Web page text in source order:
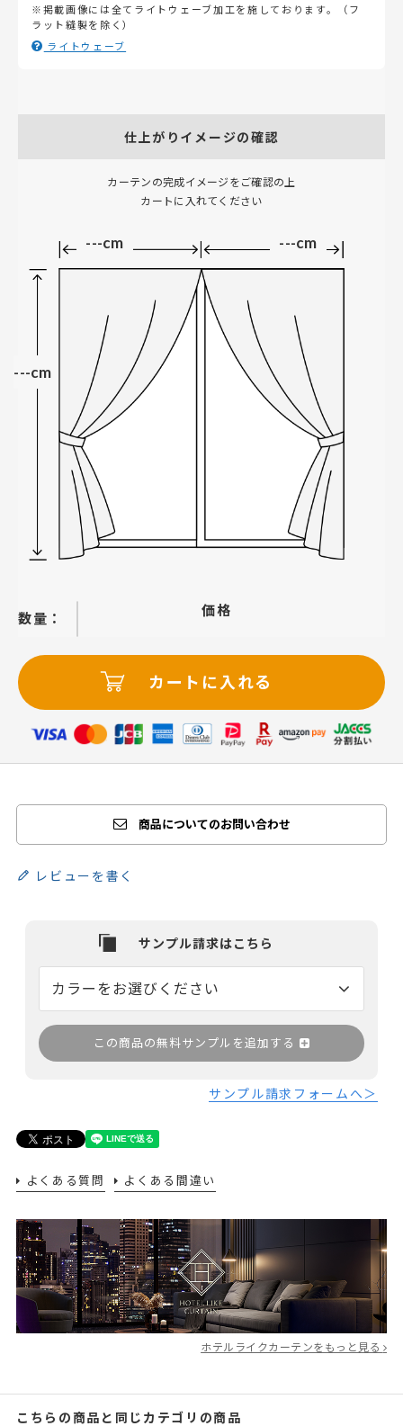
※掲載画像には全てライトウェーブ加工を施しております。（フ
ラット縫製を除く）
ライトウェーブ
仕上がりイメージの確認
カーテンの完成イメージをご確認の上
カートに入れてください
---cm ---cm
---cm
価格
カートに入れる
商品についてのお問い合わせ
レビューを書く
この商品の無料サンプルを追加する
サンプル請求フォームへ＞
よくある質問 よくある間違い
ホテルライクカーテンをもっと見る
こちらの商品と同じカテゴリの商品